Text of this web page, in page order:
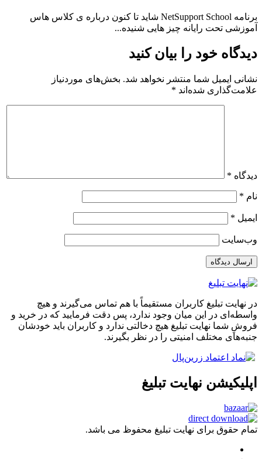
برنامه NetSupport School شاید تا کنون درباره ی کلاس هاس
رایانه چیز هایی شنیده...
خود را بیان کنید
شما منتشر نخواهد شد. بخش‌های موردنیاز
شده‌اند*
تبلیغ کاربران مستقیماً با هم تماس می‌گیرند و هیچ
در این میان وجود ندارد، پس دقت فرمایید که در خرید و
نهایت تبلیغ هیچ دخالتی ندارد و کاربران باید خودشان
مختلف امنیتی را در نظر بگیرند.
نهایت تبلیغ
برای نهایت تبلیغ محفوظ می باشد.